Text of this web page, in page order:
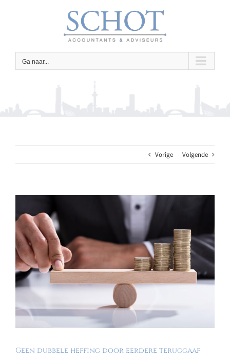
Ga naar...
Vorige Volgende
afbeelding
Geen dubbele heffing door eerdere teruggaaf